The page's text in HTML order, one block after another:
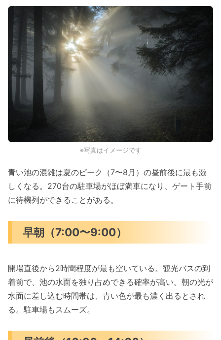
※写真はイメージです
青い池の混雑は夏のピーク（7〜8月）の昼前後に最も激
しくなる。270台の駐車場がほぼ満車になり、ゲート手前
に待機列ができることがある。
早朝（7:00〜9:00）
開場直後から2時間程度が最も空いている。観光バスの到
着前で、池の水面を独り占めできる確率が高い。朝の光が
水面に差し込む時間帯は、青い色が最も濃く出るとされ
る。駐車場もスムーズ。